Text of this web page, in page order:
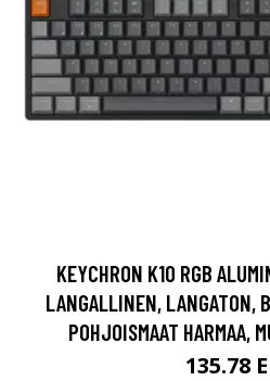
KEYCHRON K10 RGB
LANGALLINEN, LANGATON,
POHJOISMAAT HARMAA,
135.78